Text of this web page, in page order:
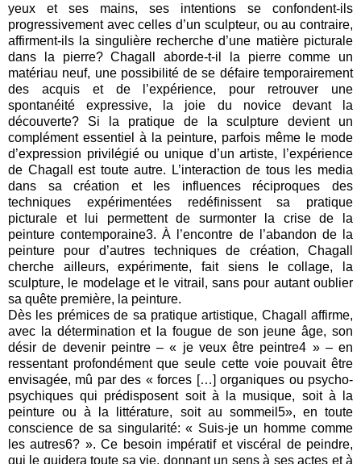
yeux et ses mains, ses intentions se confondent-ils
progressivement avec celles d’un sculpteur, ou au contraire,
affirment-ils la singulière recherche d’une matière picturale
dans la pierre? Chagall aborde-t-il la pierre comme un
matériau neuf, une possibilité de se défaire temporairement
des acquis et de l’expérience, pour retrouver une
spontanéité expressive, la joie du novice devant la
découverte? Si la pratique de la sculpture devient un
complément essentiel à la peinture, parfois même le mode
d’expression privilégié ou unique d’un artiste, l’expérience
de Chagall est toute autre. L’interaction de tous les media
dans sa création et les influences réciproques des
techniques expérimentées redéfinissent sa pratique
picturale et lui permettent de surmonter la crise de la
peinture contemporaine3. À l’encontre de l’abandon de la
peinture pour d’autres techniques de création, Chagall
cherche ailleurs, expérimente, fait siens le collage, la
sculpture, le modelage et le vitrail, sans pour autant oublier
sa quête première, la peinture.
Dès les prémices de sa pratique artistique, Chagall affirme,
avec la détermination et la fougue de son jeune âge, son
désir de devenir peintre – « je veux être peintre4 » – en
ressentant profondément que seule cette voie pouvait être
envisagée, mû par des « forces […] organiques ou psycho-
psychiques qui prédisposent soit à la musique, soit à la
peinture ou à la littérature, soit au sommeil5», en toute
conscience de sa singularité: « Suis-je un homme comme
les autres6? ». Ce besoin impératif et viscéral de peindre,
qui le guidera toute sa vie, donnant un sens à ses actes et à